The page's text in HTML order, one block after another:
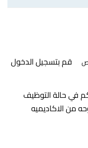
قم بتسجيل الدخول
في حالة التوظيف
من الاكاديميه